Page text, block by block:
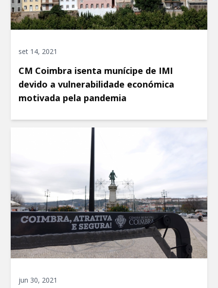
set 14, 2021
CM Coimbra isenta munícipe de IMI
devido a vulnerabilidade económica
motivada pela pandemia
jun 30, 2021